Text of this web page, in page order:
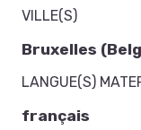
VILLE(S)
Bruxelles
LANGUE(S)
français